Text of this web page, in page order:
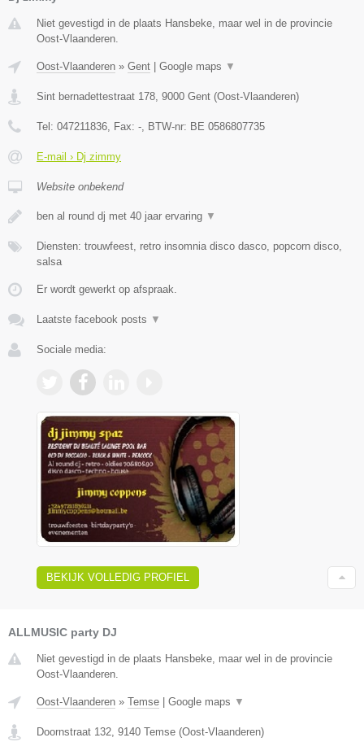
Niet gevestigd in de plaats Hansbeke, maar wel in de provincie
Oost-Vlaanderen.
Oost-Vlaanderen » Gent Google maps ▼
Sint bernadettestraat 178, 9000 Gent (Oost-Vlaanderen)
Tel: 047211836, Fax: -, BTW-nr: BE 0586807735
E-mail › Dj zimmy
Website onbekend
ben al round dj met 40 jaar ervaring ▼
Diensten: trouwfeest, retro insomnia disco dasco, popcorn disco,
salsa
Er wordt gewerkt op afspraak.
Laatste facebook posts ▼
Sociale media:
BEKIJK VOLLEDIG PROFIEL
ALLMUSIC party DJ
Niet gevestigd in de plaats Hansbeke, maar wel in de provincie
Oost-Vlaanderen.
Oost-Vlaanderen » Temse Google maps ▼
Doornstraat 132, 9140 Temse (Oost-Vlaanderen)